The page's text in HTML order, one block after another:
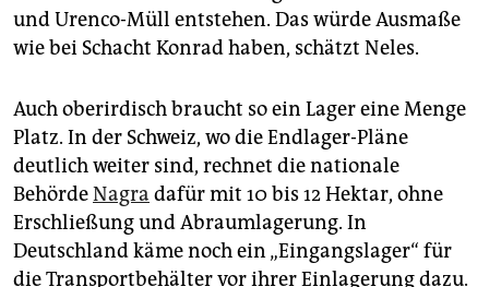
und Urenco-Müll entstehen. Das würde Ausmaße
wie bei Schacht Konrad haben, schätzt Neles.
Auch oberirdisch braucht so ein Lager eine Menge
Platz. In der Schweiz, wo die Endlager-Pläne
deutlich weiter sind, rechnet die nationale
BehördeNagra dafür mit 10 bis 12 Hektar, ohne
Erschließung und Abraumlagerung. In
Deutschland käme noch ein „Eingangslager“ für
die Transportbehälter vor ihrer Einlagerung dazu.